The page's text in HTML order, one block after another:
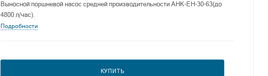
Выносной поршневой насос средней производительности АНК-ЕН-30-63(до
4800 л/час).
Подробности
КУПИТЬ